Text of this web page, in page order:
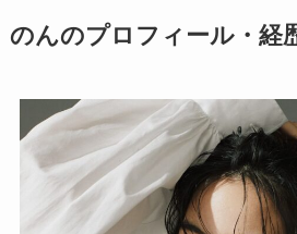
のんのプロフィール・経